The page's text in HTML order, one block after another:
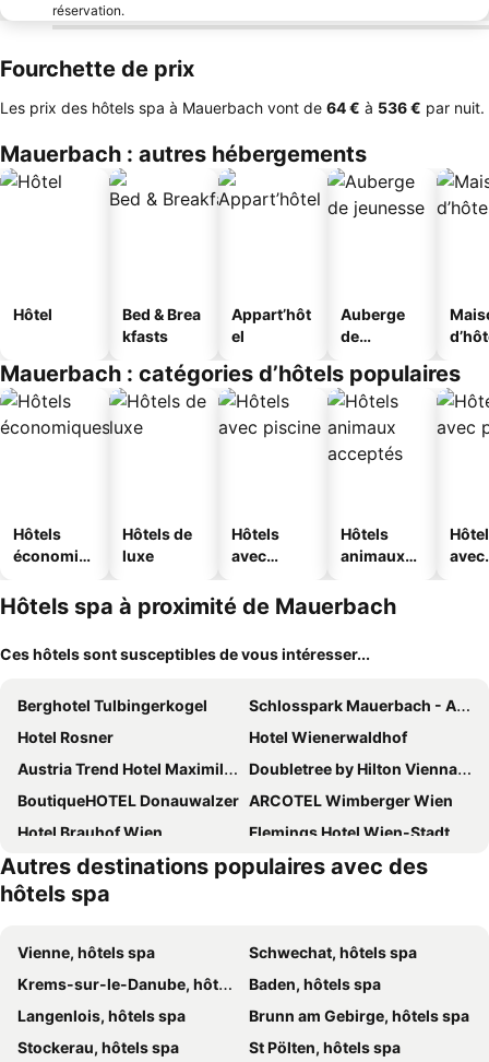
réservation.
Fourchette de prix
Les prix des hôtels spa à Mauerbach vont de ‎64 € à ‎536 € par nuit.
Mauerbach : autres hébergements
Hôtel
Bed & Brea
kfasts
Appart’hôt
el
Auberge
de
Mauerbach : catégories d’hôtels populaires
Hôtels
économiq
Hôtels de
luxe
Hôtels
avec
Hôtels
animaux
avec
Hôtels spa à proximité de Mauerbach
Ces hôtels sont susceptibles de vous intéresser...
Berghotel Tulbingerkogel
Schlosspark Mauerbach - Adults only
Hotel Rosner
Hotel Wienerwaldhof
Austria Trend Hotel Maximilian
Doubletree by Hilton Vienna Schonbrunn
BoutiqueHOTEL Donauwalzer ARCOTEL Wimberger Wien
Hotel Brauhof Wien
Flemings Hotel Wien-Stadthalle
Renaissance Vienna Schönbrunn Hotel
Theaterhotel & Suites Wien
ARTIST Boutique Hotel
Time Out City Hotel Vienna
Hotel MOTTO
MAXX by Steigenberger Vienna
Hotel Sans Souci Wien
Jaz In The City Vienna
Hilton Vienna Plaza
Boutiquehotel Das Tyrol
Steigenberger Hotel Herrenhof
Autres destinations populaires avec des
hôtels spa
Vienne, hôtels spa
Schwechat, hôtels spa
Krems-sur-le-Danube, hôtels spa
Baden, hôtels spa
Langenlois, hôtels spa
Brunn am Gebirge, hôtels spa
Stockerau, hôtels spa
St Pölten, hôtels spa